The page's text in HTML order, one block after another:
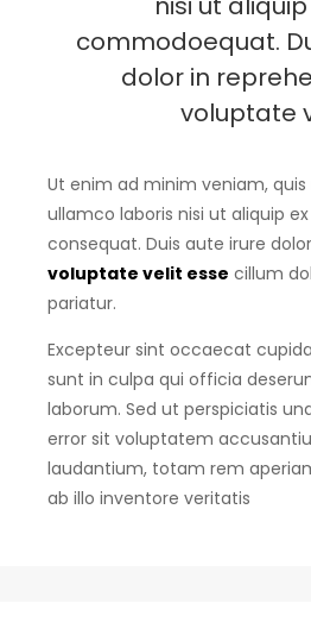
commodoequat.
dolor in
voluptate
Ut enim ad minim veniam,
ullamco laboris nisi ut aliquip
consequat. Duis aute irure
voluptate velit esse cillum
pariatur.
Excepteur sint occaecat
sunt in culpa qui officia
laborum. Sed ut perspiciatis
error sit voluptatem
laudantium, totam rem
ab illo inventore veritatis